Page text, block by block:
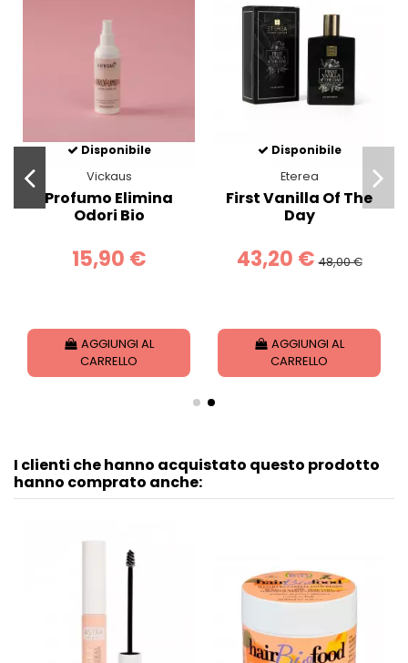
Disponibile
Vickaus
Profumo Elimina
Odori Bio
15,90 €
AGGIUNGI AL
CARRELLO
Disponibile
Eterea
First Vanilla Of The
Day
43,20 € 48,00 €
AGGIUNGI AL
CARRELLO
I clienti che hanno acquistato questo prodotto
hanno comprato anche: